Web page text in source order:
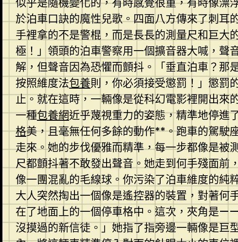
於泊車口訣的魔性兒歌。四面八方傳來了刺耳
手裡拿的不是警棍，而是長長的測量尺和巨大
極！」領頭的泊車警察用一個擴音器大喊，聲
解，但聲音因為恐懼而顫抖。「垂直泊車？
按照維度法包養則，你必須接受懲罰！」懲罰
止。就在這時，一輛像是從科幻電影裡開出來
一種包養網近乎蔑視重力的姿態，精準地停進
格美，且毫無任何多餘的動作**。跑車的駕駛
走來。她的步伐優雅而精準，每一步都像是被
尺都顫抖著不敢發出聲音。她走到何手殘面前
像一團混亂的毛線球。你污染了泊車維度的
大人突然掏出一個像是遙控器的裝置，對著何
在了地面上的一個停車格中。這次，夾角是
沒摸過的新信徒。」她指了指旁邊一輛像是巨